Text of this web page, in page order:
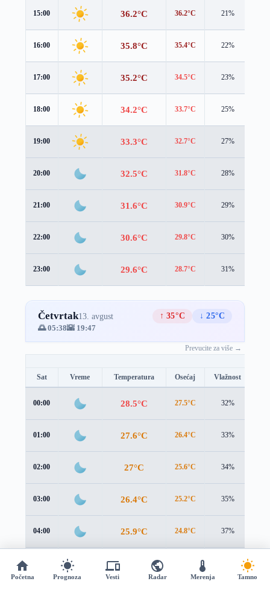
15:00 36.2°C 36.2°C 21%
16:00 35.8°C 35.4°C 22%
17:00 35.2°C 34.5°C 23%
18:00 34.2°C 33.7°C 25%
19:00 33.3°C 32.7°C 27%
20:00 32.5°C 31.8°C 28%
21:00 31.6°C 30.9°C 29%
22:00 30.6°C 29.8°C 30%
23:00 29.6°C 28.7°C 31%
Četvrtak13. avgust ↑ 35°C
↓ 25°C
🌅 05:38🌇 19:47
Prevucite za više →
Sat Vreme Temperatura Osećaj Vlažnost
00:00 28.5°C 27.5°C 32%
01:00 27.6°C 26.4°C 33%
02:00 27°C 25.6°C 34%
03:00 26.4°C 25.2°C 35%
04:00 25.9°C 24.8°C 37%
Početna Prognoza Vesti Radar Merenja Tamno